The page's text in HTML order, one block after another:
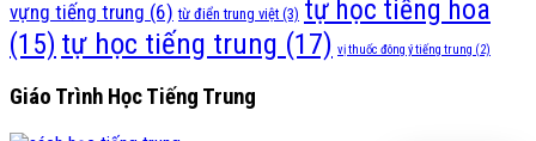
vựng tiếng trung (6) từ điển trung việt (3) tự học tiếng hoa
(15) tự học tiếng trung (17) vị thuốc đông ý tiếng trung (2)
Giáo Trình Học Tiếng Trung